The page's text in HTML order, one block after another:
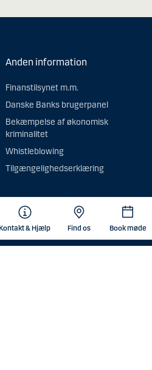
Anden information
Finanstilsynet m.m.
Danske Banks brugerpanel
Bekæmpelse af økonomisk
kriminalitet
Whistleblowing
Tilgængelighedserklæring
& Hjælp Find os Book møde